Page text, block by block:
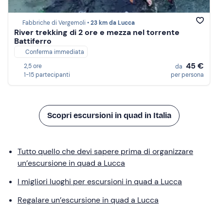
Fabbriche di Vergemoli •23 km da Lucca
River trekking di 2 ore e mezza nel torrente
Battiferro
Conferma immediata
2,5 ore
1-15 partecipanti
da 45 €
per persona
Scopri escursioni in quad in Italia
Tutto quello che devi sapere prima di organizzare
un’escursione in quad a Lucca
I migliori luoghi per escursioni in quad a Lucca
Regalare un’escursione in quad a Lucca